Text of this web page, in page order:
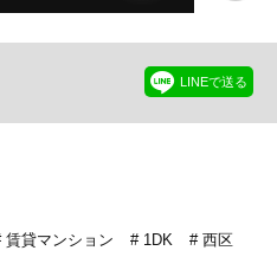
LINEで送る
賃貸マンション 1DK
西区